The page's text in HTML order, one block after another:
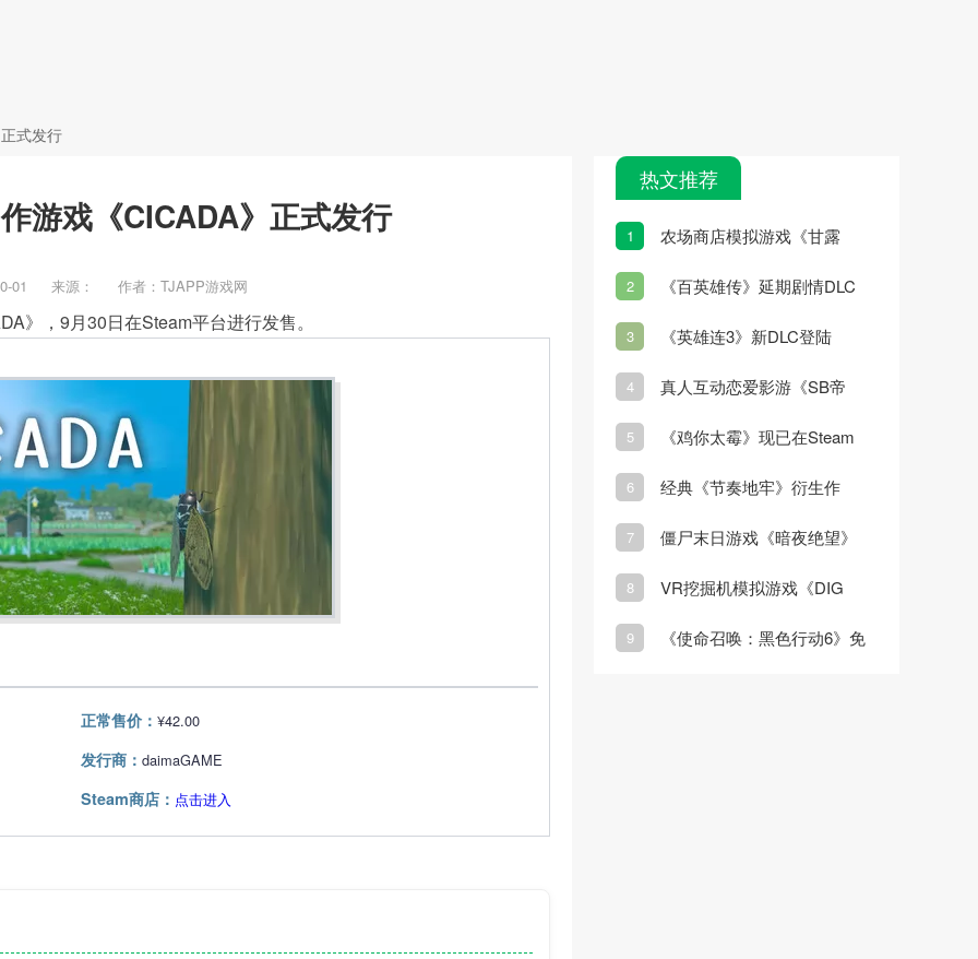
式发行
游戏《CICADA》正式发行
01 来源： 作者：TJAPP游戏网
》，9月30日在Steam平台进行发售。
正常售价： ¥42.00
发行商： daimaGAME
Steam商店： 点击进入
热文推荐
1
农场商店模拟游戏《甘露
2
《百英雄传》延期剧情DLC
3
《英雄连3》新DLC登陆
4
真人互动恋爱影游《SB帝
5
《鸡你太霉》现已在Steam
6
经典《节奏地牢》衍生作
Steam
7
僵尸末日游戏《暗夜绝望》
8
VR挖掘机模拟游戏《DIG
9
《使命召唤：黑色行动6》免